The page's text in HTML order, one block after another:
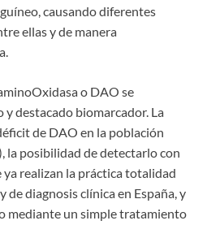
causando diferentes
ellas y de manera
o DAO se
destacado biomarcador. La
de DAO en la población
la posibilidad de detectarlo con
ya realizan la práctica totalidad
diagnosis clínica en España, y
mediante un simple tratamiento